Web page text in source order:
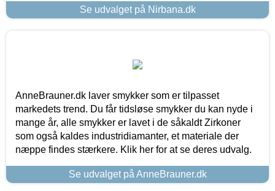
Se udvalget på Nirbana.dk
AnneBrauner.dk laver smykker som er tilpasset
markedets trend. Du får tidsløse smykker du kan nyde i
mange år, alle smykker er lavet i de såkaldt Zirkoner
som også kaldes industridiamanter, et materiale der
næppe findes stærkere. Klik her for at se deres udvalg.
Se udvalget på AnneBrauner.dk